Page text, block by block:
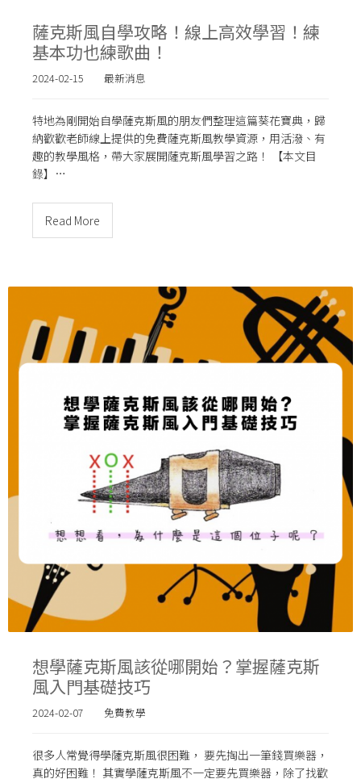
薩克斯風自學攻略！線上高效學習！練
基本功也練歌曲！
2024-02-15 最新消息
特地為剛開始自學薩克斯風的朋友們整理這篇葵花寶典，歸
納歡歡老師線上提供的免費薩克斯風教學資源，用活潑、有
趣的教學風格，帶大家展開薩克斯風學習之路！ 【本文目
錄】…
Read More
想學薩克斯風該從哪開始？掌握薩克斯
風入門基礎技巧
2024-02-07 免費教學
很多人常覺得學薩克斯風很困難， 要先掏出一筆錢買樂器，
真的好困難！ 其實學薩克斯風不一定要先買樂器，除了找歡